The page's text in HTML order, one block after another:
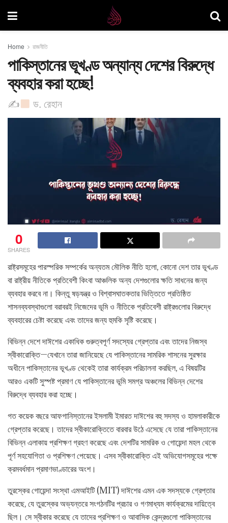
Home রাজনীতি
পাকিস্তানের ভূখণ্ড অন্যান্য দেশের বিরুদ্ধে
ব্যবহার করা হচ্ছে!
✍ ড. রেহান
0
SHARES
রাষ্ট্রসমূহের পারস্পরিক সম্পর্কের অন্যতম মৌলিক নীতি হলো, কোনো দেশ তার ভূখণ্ড
বা রাষ্ট্রীয় নীতিকে প্রতিবেশী কিংবা আঞ্চলিক অন্য দেশগুলোর ক্ষতি সাধনের জন্য
ব্যবহার করবে না। কিন্তু ষড়যন্ত্র ও বিশ্বাসঘাতকতার ভিত্তিতে প্রতিষ্ঠিত
শাসনব্যবস্থাগুলো বরাবরই নিজেদের ভূমি ও নীতিকে প্রতিবেশী রাষ্ট্রগুলোর বিরুদ্ধে
ব্যবহারের চেষ্টা করেছে এবং তাদের জন্য হুমকি সৃষ্টি করেছে।
বিভিন্ন দেশে দাঈশের একাধিক গুরুত্বপূর্ণ সদস্যের গ্রেপ্তার এবং তাদের নিজস্ব
স্বীকারোক্তি—যেখানে তারা জানিয়েছে যে পাকিস্তানের সামরিক শাসনের সুরক্ষার
অধীনে পাকিস্তানের ভূখণ্ড থেকেই তারা কার্যক্রম পরিচালনা করছিল, এ বিষয়টির
আরও একটি সুস্পষ্ট প্রমাণ যে পাকিস্তানের ভূমি সমগ্র অঞ্চলের বিভিন্ন দেশের
বিরুদ্ধে ব্যবহার করা হচ্ছে।
গত কয়েক বছরে আফগানিস্তানের ইসলামী ইমারত দাঈশের বহু সদস্য ও হামলাকারীকে
গ্রেপ্তার করেছে। তাদের স্বীকারোক্তিতে বারবার উঠে এসেছে যে তারা পাকিস্তানের
বিভিন্ন এলাকায় প্রশিক্ষণ গ্রহণ করেছে এবং দেশটির সামরিক ও গোয়েন্দা মহল থেকে
পূর্ণ সহযোগিতা ও প্রশিক্ষণ পেয়েছে। এসব স্বীকারোক্তি এই অভিযোগসমূহের পক্ষে
ক্রমবর্ধমান প্রমাণভাণ্ডারের অংশ।
তুরস্কের গোয়েন্দা সংস্থা এমআইটি (MIT) দাঈশের এমন এক সদস্যকে গ্রেপ্তার
করেছে, যে তুরস্কের অভ্যন্তরে সংগঠনটির প্রচার ও গণমাধ্যম কার্যক্রমের দায়িত্বে
ছিল। সে স্বীকার করেছে যে তাদের প্রশিক্ষণ ও আবাসিক কেন্দ্রগুলো পাকিস্তানের